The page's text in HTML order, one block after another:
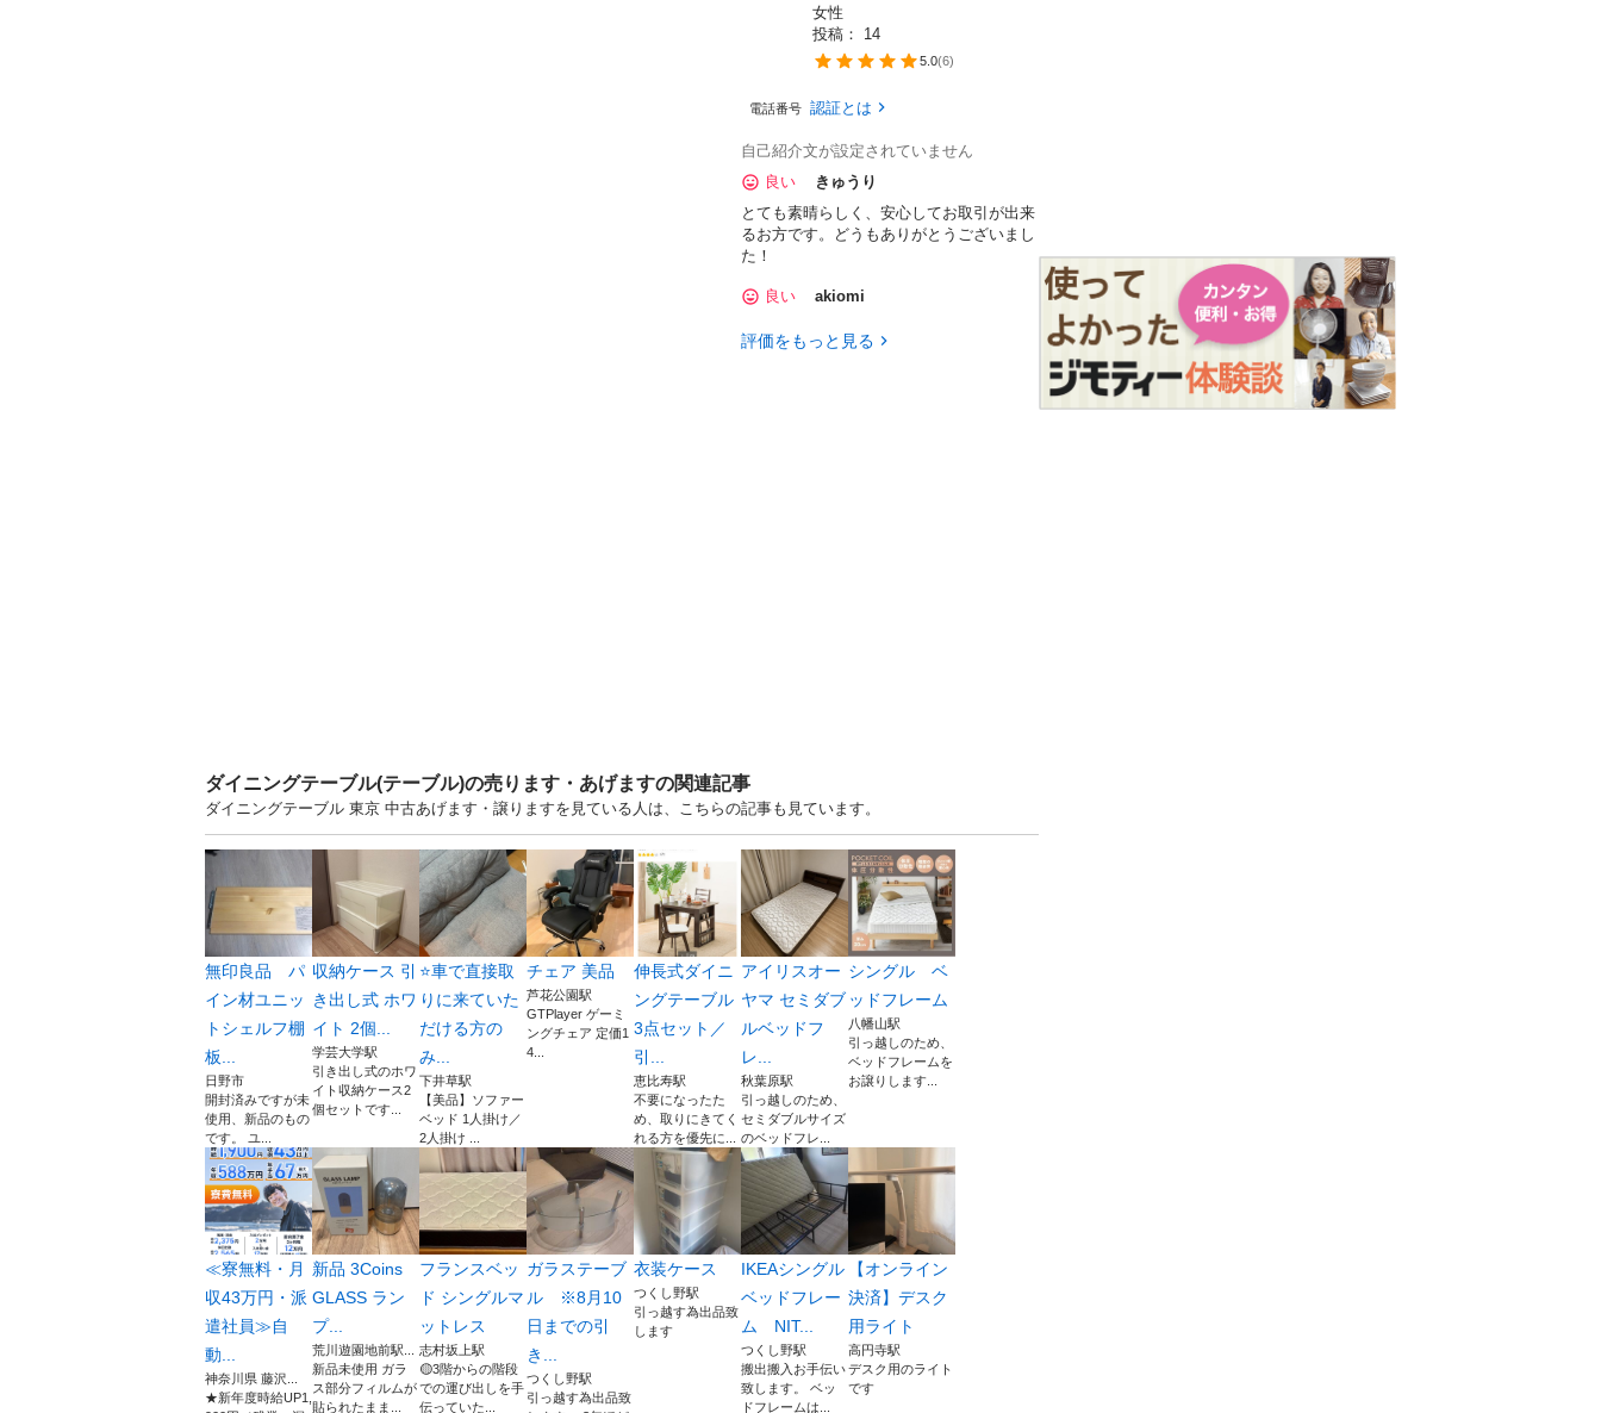
女性
投稿： 14
5.0(6)
電話番号 認証とは
自己紹介文が設定されていません
良い
きゅうり
とても素晴らしく、安心してお取引が出来
るお方です。どうもありがとうございまし
た！
良い akiomi
評価をもっと見る
ダイニングテーブル(テーブル)の売ります・あげますの関連記事
ダイニングテーブル 東京 中古あげます・譲りますを見ている人は、こちらの記事も見ています。
無印良品 パ
イン材ユニッ
トシェルフ棚
板...
日野市
開封済みですが未
使用、新品のもの
です。 ユ...
収納ケース 引
き出し式 ホワ
イト 2個...
学芸大学駅
引き出し式のホワ
イト収納ケース2
個セットです...
⭐️車で直接取
りに来ていた
だける方の
み...
下井草駅
【美品】ソファー
ベッド 1人掛け／
2人掛け ...
チェア 美品
芦花公園駅
GTPlayer ゲーミ
ングチェア 定価1
4...
伸長式ダイニ
ングテーブル
3点セット／
引...
恵比寿駅
不要になったた
め、取りにきてく
れる方を優先に...
アイリスオー
ヤマ セミダブ
ルベッドフ
レ...
秋葉原駅
引っ越しのため、
セミダブルサイズ
のベッドフレ...
シングル ベ
ッドフレーム
八幡山駅
引っ越しのため、
ベッドフレームを
お譲りします...
≪寮無料・月
収43万円・派
遣社員≫自
動...
神奈川県 藤沢...
★新年度時給UP1,
新品 3Coins
GLASS ラン
プ...
荒川遊園地前駅...
新品未使用 ガラ
ス部分フィルムが
貼られたまま...
フランスベッ
ド シングルマ
ットレス
志村坂上駅
🟡3階からの階段
での運び出しを手
伝っていた...
ガラステーブ
ル ※8月10
日までの引
き...
つくし野駅
引っ越す為出品致
衣装ケース
つくし野駅
引っ越す為出品致
します
IKEAシングル
ベッドフレー
ム NIT...
つくし野駅
搬出搬入お手伝い
致します。 ベッ
ドフレームは...
【オンライン
決済】デスク
用ライト
高円寺駅
デスク用のライト
です